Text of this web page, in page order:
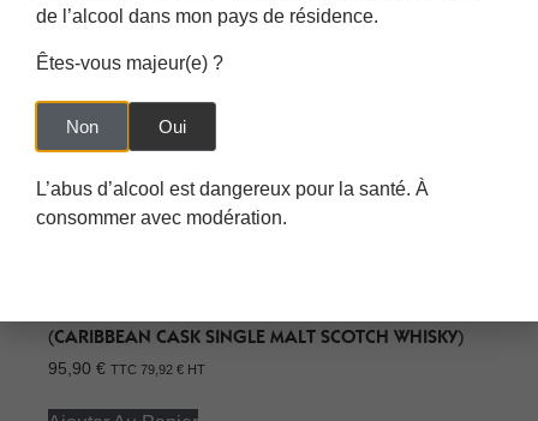
(CARIBBEAN CASK SINGLE MALT SCOTCH WHISKY)
95,90 € TTC 79,92 € HT
de l’alcool dans mon pays de résidence.
Êtes-vous majeur(e) ?
Non Oui
L’abus d’alcool est dangereux pour la santé. À
consommer avec modération.